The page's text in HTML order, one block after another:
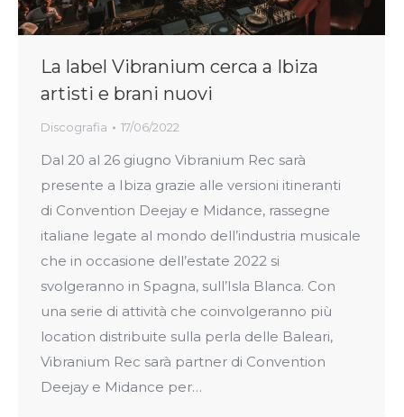
La label Vibranium cerca a Ibiza
artisti e brani nuovi
Discografia 17/06/2022
Dal 20 al 26 giugno Vibranium Rec sarà
presente a Ibiza grazie alle versioni itineranti
di Convention Deejay e Midance, rassegne
italiane legate al mondo dell’industria musicale
che in occasione dell’estate 2022 si
svolgeranno in Spagna, sull’Isla Blanca. Con
una serie di attività che coinvolgeranno più
location distribuite sulla perla delle Baleari,
Vibranium Rec sarà partner di Convention
Deejay e Midance per…